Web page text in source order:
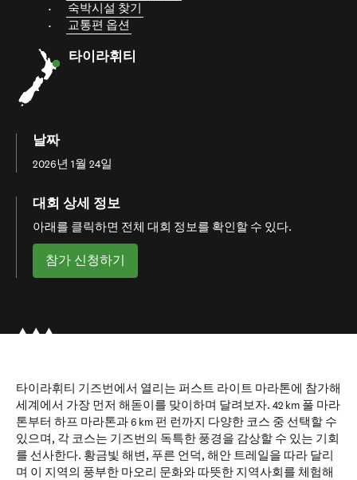
숙박시설 찾기
교통편 옵션
타이라휘티
날짜
2026년 1월 24일
대회 상세 정보
아래를 클릭하면 전체 대회 정보를 확인할 수 있다.
참가 신청하기
타이라휘티 기즈번에서 열리는 퍼스트 라이트 마라톤에 참가해
세계에서 가장 먼저 해돋이를 맞이하며 달려보자. 42 km 풀 마라
톤부터 하프 마라톤과 6 km 펀 런까지 다양한 코스 중 선택할 수
있으며, 각 코스는 기즈번의 독특한 풍경을 감상할 수 있는 기회
를 선사한다. 황금빛 해변, 푸른 언덕, 해안 트레일을 따라 달리
며 이 지역의 풍부한 마오리 문화와 따뜻한 지역사회를 체험해